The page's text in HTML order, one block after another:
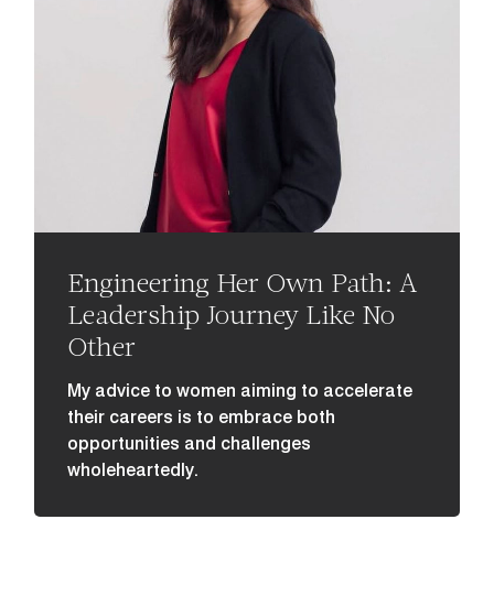
Engineering Her Own Path: A
Leadership Journey Like No
Other
My advice to women aiming to accelerate
their careers is to embrace both
opportunities and challenges
wholeheartedly.